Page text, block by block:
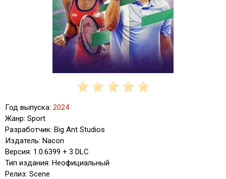
Год выпуска: 2024
Жанр: Sport
Разработчик: Big Ant Studios
Издатель: Nacon
Версия: 1.0.6399 + 3 DLC
Тип издания: Неофициальный
Релиз: Scene